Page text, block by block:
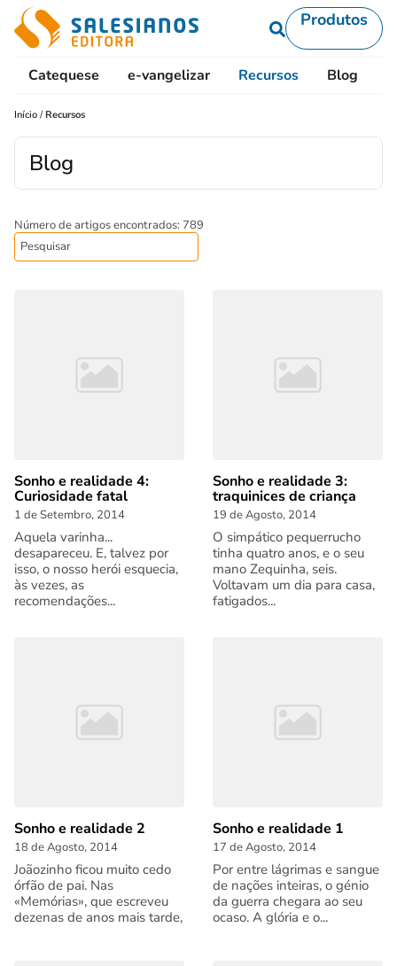
Produtos
Catequese e-vangelizar Recursos Blog
Início /Recursos
Blog
Número de artigos encontrados: 789
Sonho e realidade 4:
Curiosidade fatal
1 de Setembro, 2014
Aquela varinha...
desapareceu. E, talvez por
isso, o nosso herói esquecia,
às vezes, as
recomendações...
Sonho e realidade 3:
traquinices de criança
19 de Agosto, 2014
O simpático pequerrucho
tinha quatro anos, e o seu
mano Zequinha, seis.
Voltavam um dia para casa,
fatigados...
Sonho e realidade 2
18 de Agosto, 2014
Joãozinho ficou muito cedo
órfão de pai. Nas
«Memórias», que escreveu
dezenas de anos mais tarde,
Sonho e realidade 1
17 de Agosto, 2014
Por entre lágrimas e sangue
de nações inteiras, o génio
da guerra chegara ao seu
ocaso. A glória e o...